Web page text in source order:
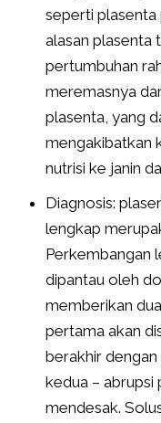
seperti plasenta
alasan plasenta
pertumbuhan
meremasnya
plasenta, yang
mengakibatkan
nutrisi ke janin
Diagnosis:
lengkap
Perkembangan
dipantau oleh
memberikan
pertama akan
berakhir
kedua – abrupsi
mendesak.